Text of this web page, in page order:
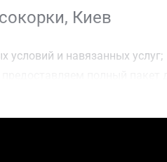
Киев
условий и навязанных услуг;